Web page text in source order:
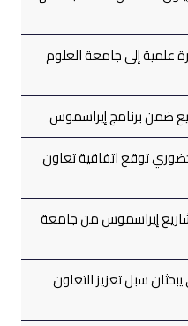
علمية إلى جامعة العلوم
ضمن برنامج إيراسموس
توقع اتفاقية تعاون
إيراسموس من جامعة
سبل تعزيز التعاون